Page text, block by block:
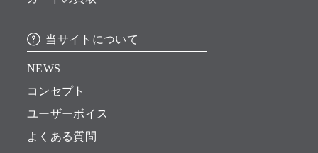
当サイトについて
NEWS
コンセプト
ユーザーボイス
よくある質問